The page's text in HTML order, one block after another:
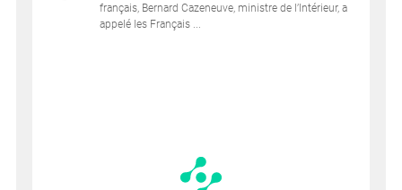
français, Bernard Cazeneuve, ministre de l’Intérieur, a
appelé les Français ...